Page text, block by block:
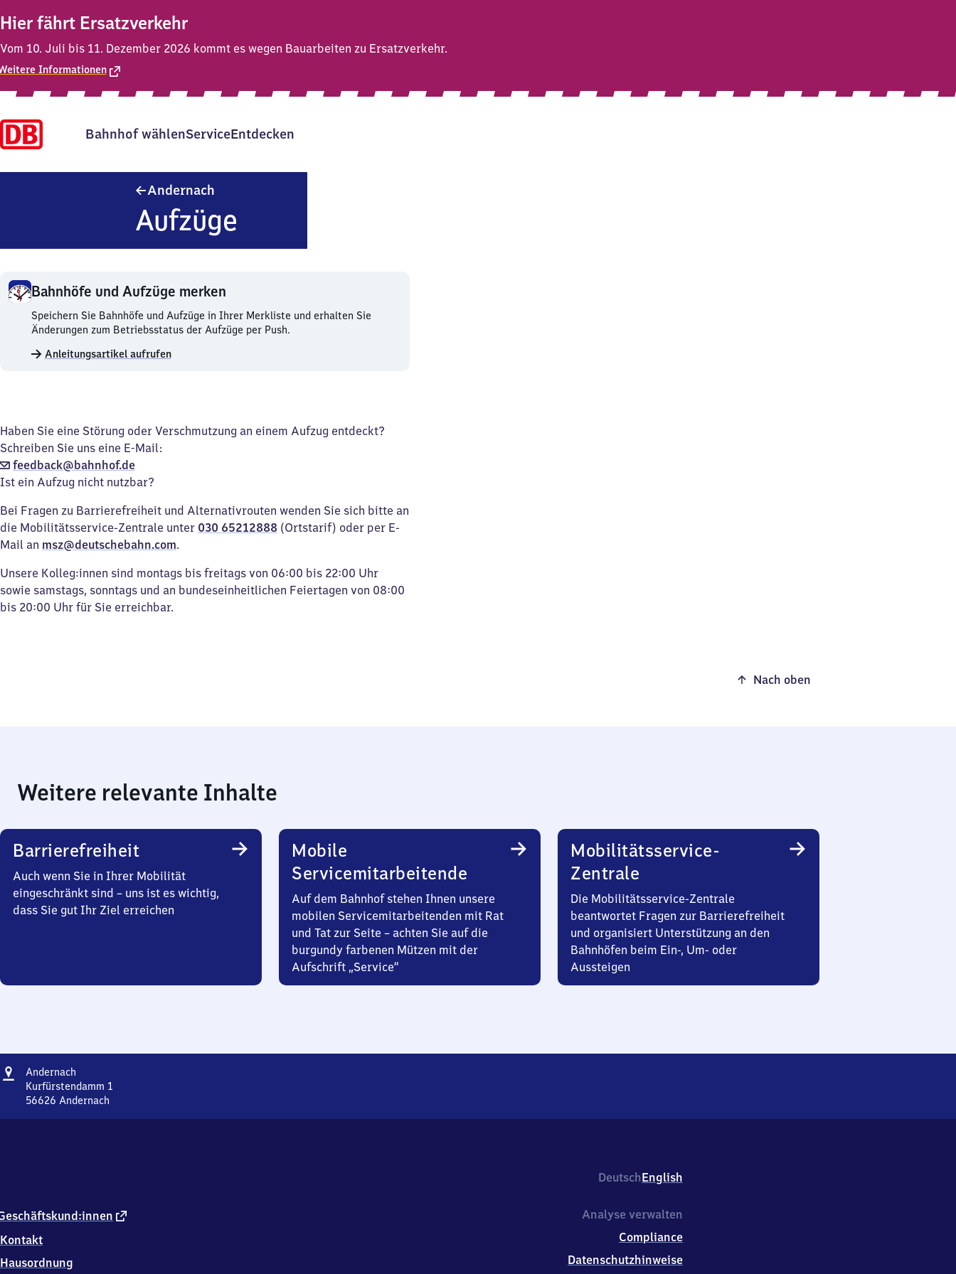
Hier fährt Ersatzverkehr
Vom 10. Juli bis 11. Dezember 2026 kommt es wegen Bauarbeiten zu Ersatzverkehr.
Informationen
Bahnhof wählenServiceEntdecken
Andernach
Aufzüge
Bahnhöfe und Aufzüge merken
Bahnhöfe
und
merken.
Speichern Sie Bahnhöfe und Aufzüge in Ihrer Merkliste und erhalten Sie
Änderungen zum Betriebsstatus der Aufzüge per Push.
Anleitungsartikel aufrufen
Haben Sie eine Störung oder Verschmutzung an einem Aufzug entdeckt?
Schreiben Sie uns eine E-Mail:
feedback@bahnhof.de
Ist ein Aufzug nicht nutzbar?
Bei Fragen zu Barrierefreiheit und Alternativrouten wenden Sie sich bitte an
die Mobilitätsservice-Zentrale unter 030 65212888 (Ortstarif) oder per E-
Mail an msz@deutschebahn.com.
Unsere Kolleg:innen sind montags bis freitags von 06:00 bis 22:00 Uhr
sowie samstags, sonntags und an bundeseinheitlichen Feiertagen von 08:00
bis 20:00 Uhr für Sie erreichbar.
Nach oben
Weitere relevante Inhalte
Barrierefreiheit
Auch wenn Sie in Ihrer Mobilität
eingeschränkt sind – uns ist es wichtig,
dass Sie gut Ihr Ziel erreichen
Mobile
Servicemitarbeitende
Auf dem Bahnhof stehen Ihnen unsere
mobilen Servicemitarbeitenden mit Rat
und Tat zur Seite – achten Sie auf die
burgundy farbenen Mützen mit der
Aufschrift „Service“
Mobilitätsservice-
Zentrale
Die Mobilitätsservice-Zentrale
beantwortet Fragen zur Barrierefreiheit
und organisiert Unterstützung an den
Bahnhöfen beim Ein-, Um- oder
Aussteigen
Adresse
Andernach
Kurfürstendamm 1
56626 Andernach
6
DeutschEnglish
externer
Kontakt
Hausordnung
Analyse verwalten
Compliance
Datenschutzhinweise